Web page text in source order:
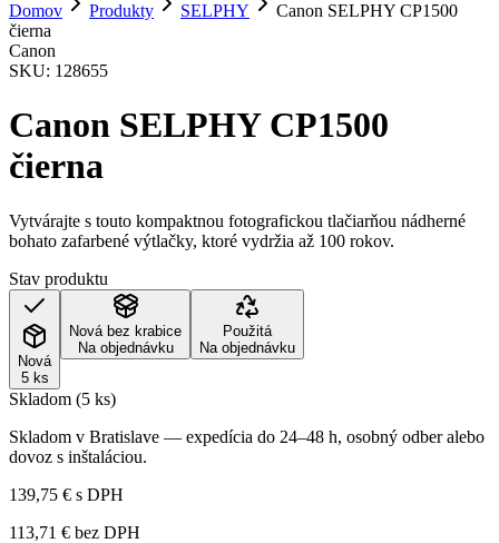
Domov Produkty SELPHY
Canon SELPHY CP1500
čierna
Canon
SKU: 128655
Canon SELPHY CP1500
čierna
Vytvárajte s touto kompaktnou fotografickou tlačiarňou nádherné
bohato zafarbené výtlačky, ktoré vydržia až 100 rokov.
Stav produktu
Nová
5 ks
Nová bez krabice
Na objednávku
Použitá
Na objednávku
Skladom (5 ks)
Skladom v Bratislave — expedícia do 24–48 h, osobný odber alebo
dovoz s inštaláciou.
139,75 € s DPH
113,71 € bez DPH